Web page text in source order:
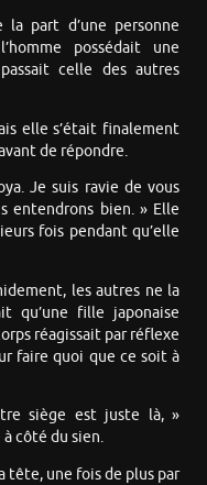
part d’une personne
possédait une
celle des autres
elle s’était finalement
de répondre.
Je suis ravie de vous
entendrons bien. » Elle
fois pendant qu’elle
les autres ne la
qu’une fille japonaise
réagissait par réflexe
faire quoi que ce soit à
siège est juste là, »
côté du sien.
tête, une fois de plus par